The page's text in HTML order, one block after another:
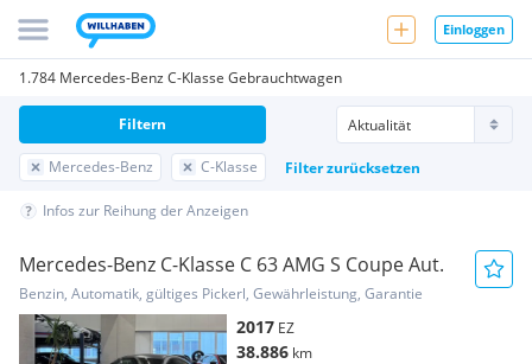
Einloggen
1.784 Mercedes-Benz C-Klasse Gebrauchtwagen
Mercedes-Benz C-Klasse Filter zurücksetzen
Filtern
Infos zur Reihung der Anzeigen
Mercedes-Benz C-Klasse C 63 AMG S Coupe Aut.
Benzin, Automatik, gültiges Pickerl, Gewährleistung, Garantie
2017 EZ
38.886 km